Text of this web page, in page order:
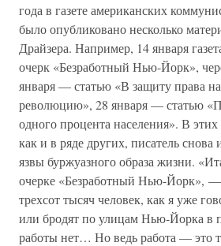
года в газете американских
было опубликовано несколько
Драйзера. Например, 14 января
очерк «Безработный Нью-Йорк»,
января — статью «В защиту права
революцию», 28 января — статью
одного процента населения». В этих
как и в ряде других, писатель снова
язвы буржуазного образа жизни.
очерке «Безработный Нью-Йорк», —
трехсот тысяч человек, как я уже
или бродят по улицам Нью-Йорка в
работы нет… Но ведь работа — это